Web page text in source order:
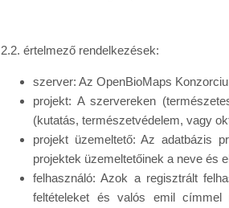
2.2. értelmező rendelkezések:
szerver: Az OpenBioMaps
projekt: A szervereken
(kutatás, természetvédelem, vagy
projekt üzemeltető: Az adatbázis
projektek üzemeltetőinek a neve és
felhasználó: Azok a regisztrált
feltételeket és valós emil címmel